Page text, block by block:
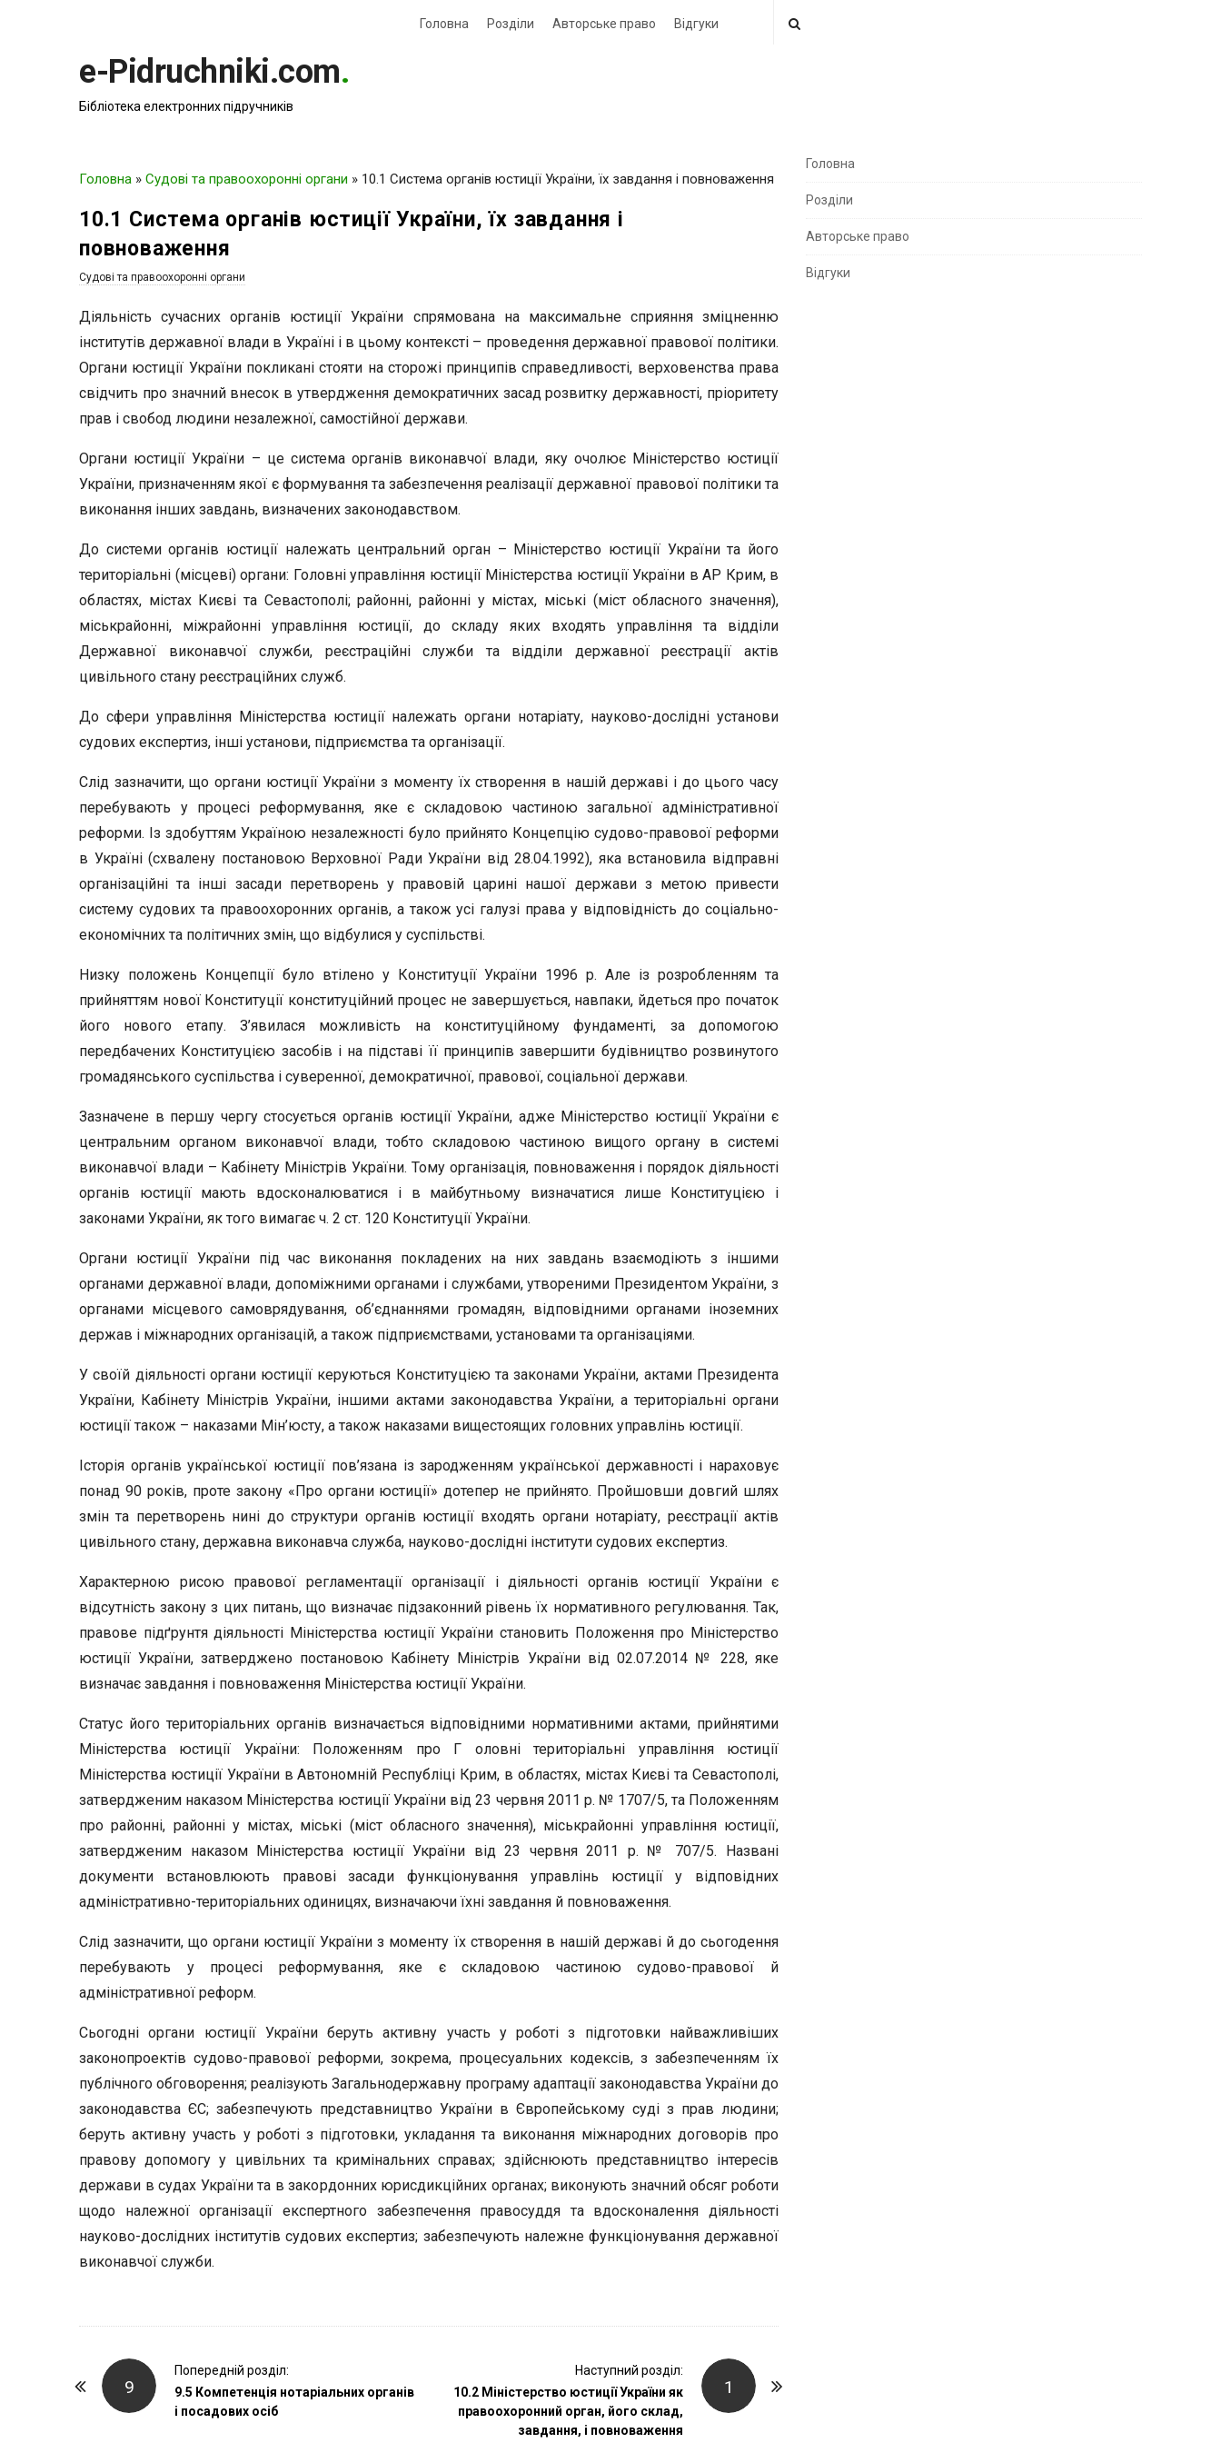
Головна Розділи Авторське право Відгуки
e-Pidruchniki.com.
Бібліотека електронних підручників
Головна » Судові та правоохоронні органи » 10.1 Система органів юстиції України, їх завдання і повноваження
10.1 Система органів юстиції України, їх завдання і
повноваження
Судові та правоохоронні органи
Діяльність сучасних органів юстиції України спрямована на максимальне сприяння зміцненню
інститутів державної влади в Україні і в цьому контексті – проведення державної правової політики.
Органи юстиції України покликані стояти на сторожі принципів справедливості, верховенства права
свідчить про значний внесок в утвердження демократичних засад розвитку державності, пріоритету
прав і свобод людини незалежної, самостійної держави.
Органи юстиції України – це система органів виконавчої влади, яку очолює Міністерство юстиції
України, призначенням якої є формування та забезпечення реалізації державної правової політики та
виконання інших завдань, визначених законодавством.
До системи органів юстиції належать центральний орган – Міністерство юстиції України та його
територіальні (місцеві) органи: Головні управління юстиції Міністерства юстиції України в АР Крим, в
областях, містах Києві та Севастополі; районні, районні у містах, міські (міст обласного значення),
міськрайонні, міжрайонні управління юстиції, до складу яких входять управління та відділи
Державної виконавчої служби, реєстраційні служби та відділи державної реєстрації актів
цивільного стану реєстраційних служб.
До сфери управління Міністерства юстиції належать органи нотаріату, науково-дослідні установи
судових експертиз, інші установи, підприємства та організації.
Слід зазначити, що органи юстиції України з моменту їх створення в нашій державі і до цього часу
перебувають у процесі реформування, яке є складовою частиною загальної адміністративної
реформи. Із здобуттям Україною незалежності було прийнято Концепцію судово-правової реформи
в Україні (схвалену постановою Верховної Ради України від 28.04.1992), яка встановила відправні
організаційні та інші засади перетворень у правовій царині нашої держави з метою привести
систему судових та правоохоронних органів, а також усі галузі права у відповідність до соціально-
економічних та політичних змін, що відбулися у суспільстві.
Низку положень Концепції було втілено у Конституції України 1996 р. Але із розробленням та
прийняттям нової Конституції конституційний процес не завершується, навпаки, йдеться про початок
його нового етапу. З’явилася можливість на конституційному фундаменті, за допомогою
передбачених Конституцією засобів і на підставі її принципів завершити будівництво розвинутого
громадянського суспільства і суверенної, демократичної, правової, соціальної держави.
Зазначене в першу чергу стосується органів юстиції України, адже Міністерство юстиції України є
центральним органом виконавчої влади, тобто складовою частиною вищого органу в системі
виконавчої влади – Кабінету Міністрів України. Тому організація, повноваження і порядок діяльності
органів юстиції мають вдосконалюватися і в майбутньому визначатися лише Конституцією і
законами України, як того вимагає ч. 2 ст. 120 Конституції України.
Органи юстиції України під час виконання покладених на них завдань взаємодіють з іншими
органами державної влади, допоміжними органами і службами, утвореними Президентом України, з
органами місцевого самоврядування, об’єднаннями громадян, відповідними органами іноземних
держав і міжнародних організацій, а також підприємствами, установами та організаціями.
У своїй діяльності органи юстиції керуються Конституцією та законами України, актами Президента
України, Кабінету Міністрів України, іншими актами законодавства України, а територіальні органи
юстиції також – наказами Мін’юсту, а також наказами вищестоящих головних управлінь юстиції.
Історія органів української юстиції пов’язана із зародженням української державності і нараховує
понад 90 років, проте закону «Про органи юстиції» дотепер не прийнято. Пройшовши довгий шлях
змін та перетворень нині до структури органів юстиції входять органи нотаріату, реєстрації актів
цивільного стану, державна виконавча служба, науково-дослідні інститути судових експертиз.
Характерною рисою правової регламентації організації і діяльності органів юстиції України є
відсутність закону з цих питань, що визначає підзаконний рівень їх нормативного регулювання. Так,
правове підґрунтя діяльності Міністерства юстиції України становить Положення про Міністерство
юстиції України, затверджено постановою Кабінету Міністрів України від 02.07.2014 № 228, яке
визначає завдання і повноваження Міністерства юстиції України.
Статус його територіальних органів визначається відповідними нормативними актами, прийнятими
Міністерства юстиції України: Положенням про Г оловні територіальні управління юстиції
Міністерства юстиції України в Автономній Республіці Крим, в областях, містах Києві та Севастополі,
затвердженим наказом Міністерства юстиції України від 23 червня 2011 р. № 1707/5, та Положенням
про районні, районні у містах, міські (міст обласного значення), міськрайонні управління юстиції,
затвердженим наказом Міністерства юстиції України від 23 червня 2011 р. № 707/5. Названі
документи встановлюють правові засади функціонування управлінь юстиції у відповідних
адміністративно-територіальних одиницях, визначаючи їхні завдання й повноваження.
Слід зазначити, що органи юстиції України з моменту їх створення в нашій державі й до сьогодення
перебувають у процесі реформування, яке є складовою частиною судово-правової й
адміністративної реформ.
Сьогодні органи юстиції України беруть активну участь у роботі з підготовки найважливіших
законопроектів судово-правової реформи, зокрема, процесуальних кодексів, з забезпеченням їх
публічного обговорення; реалізують Загальнодержавну програму адаптації законодавства України до
законодавства ЄС; забезпечують представництво України в Європейському суді з прав людини;
беруть активну участь у роботі з підготовки, укладання та виконання міжнародних договорів про
правову допомогу у цивільних та кримінальних справах; здійснюють представництво інтересів
держави в судах України та в закордонних юрисдикційних органах; виконують значний обсяг роботи
щодо належної організації експертного забезпечення правосуддя та вдосконалення діяльності
науково-дослідних інститутів судових експертиз; забезпечують належне функціонування державної
виконавчої служби.
9
Попередній розділ:
9.5 Компетенція нотаріальних органів
і посадових осіб
1
Наступний розділ:
10.2 Міністерство юстиції України як
правоохоронний орган, його склад,
завдання, і повноваження
S
e
S
Головна
Розділи
Авторське право
Відгуки